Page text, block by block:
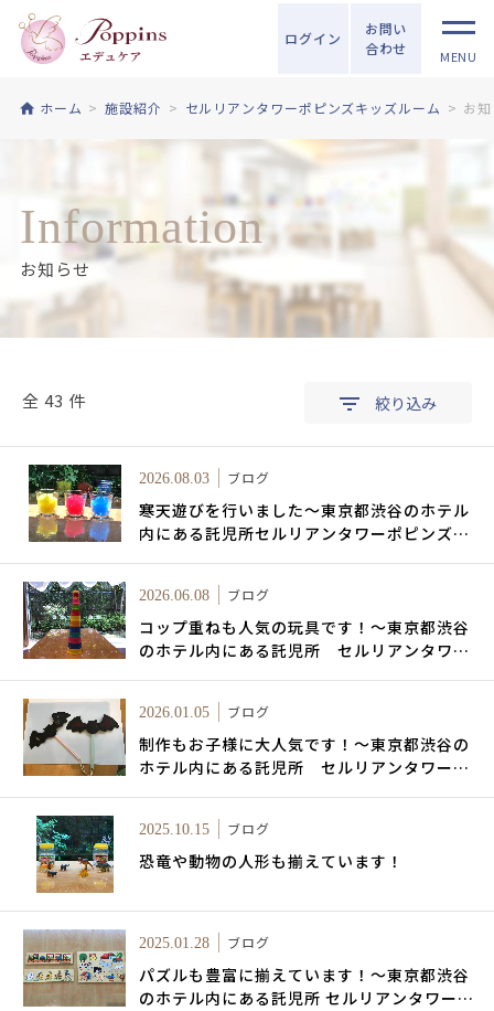
ログイン
お問い
合わせ
MENU
ホーム 施設紹介 セルリアンタワーポピンズキッズルーム お
Information
お知らせ
全 43 件 絞り込み
2026.08.03 ブログ
寒天遊びを行いました～東京都渋谷のホテル
内にある託児所セルリアンタワーポピンズキ
2026.06.08 ブログ
コップ重ねも人気の玩具です！～東京都渋谷
のホテル内にある託児所 セルリアンタワー
2026.01.05 ブログ
制作もお子様に大人気です！～東京都渋谷の
ホテル内にある託児所 セルリアンタワーポ
2025.10.15 ブログ
恐竜や動物の人形も揃えています！
2025.01.28 ブログ
パズルも豊富に揃えています！～東京都渋谷
のホテル内にある託児所 セルリアンタワーポ